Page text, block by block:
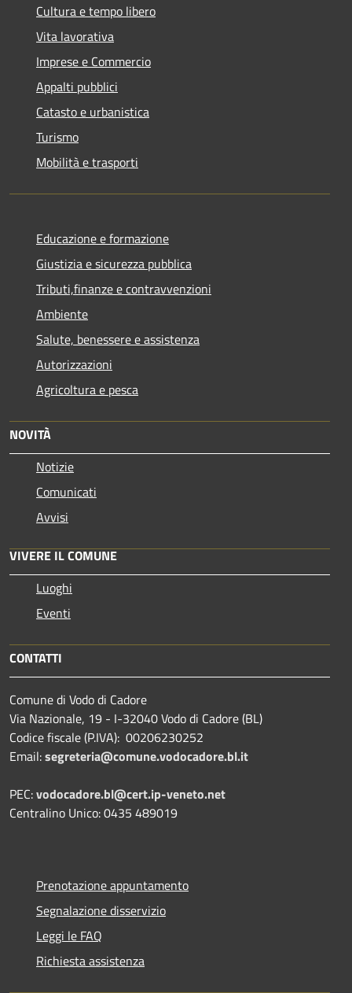
Cultura e tempo libero
Vita lavorativa
Imprese e Commercio
Appalti pubblici
Catasto e urbanistica
Turismo
Mobilità e trasporti
Educazione e formazione
Giustizia e sicurezza pubblica
Tributi,finanze e contravvenzioni
Ambiente
Salute, benessere e assistenza
Autorizzazioni
Agricoltura e pesca
NOVITÀ
Notizie
Comunicati
Avvisi
VIVERE IL COMUNE
Luoghi
Eventi
CONTATTI
Comune di Vodo di Cadore
Via Nazionale, 19 - I-32040 Vodo di Cadore (BL)
Codice fiscale (P.IVA): 00206230252
Email:segreteria@comune.vodocadore.bl.it
PEC:vodocadore.bl@cert.ip-veneto.net
Centralino Unico: 0435 489019
Prenotazione appuntamento
Segnalazione disservizio
Leggi le FAQ
Richiesta assistenza